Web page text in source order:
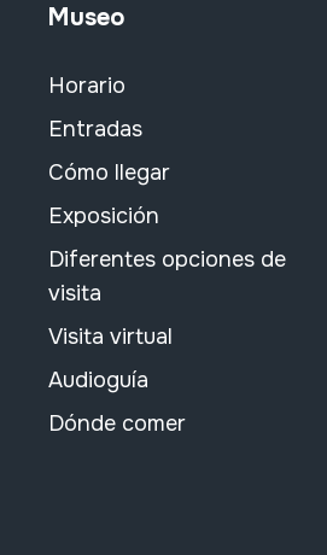
Museo
Horario
Entradas
Cómo llegar
Exposición
Diferentes opciones de
visita
Visita virtual
Audioguía
Dónde comer